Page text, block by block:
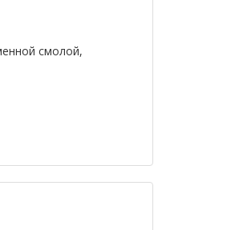
смолой,